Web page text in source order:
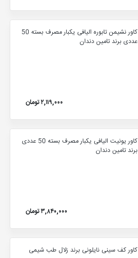
کاور نشیمن تابوره الیافی یکبار مصرف بسته 50
عددی برند تامین دندان
۲,۱۱۹,۰۰۰ تومان
کاور یونیت الیافی یکبار مصرف بسته 50 عددی
برند تامین دندان
۳,۸۴۰,۰۰۰ تومان
کاور کف سینی نایلونی برند زلال طب شیمی